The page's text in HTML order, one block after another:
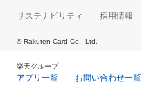
サステナビリティ 採用情報
© Rakuten Card Co., Ltd.
楽天グループ
アプリ一覧 お問い合わせ一覧